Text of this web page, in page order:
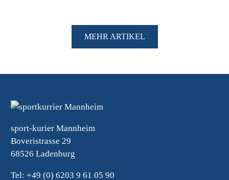
MEHR ARTIKEL
sport-kurier Mannheim
Boveristrasse 29
68526 Ladenburg
Tel: +49 (0) 6203 9 61 05 90